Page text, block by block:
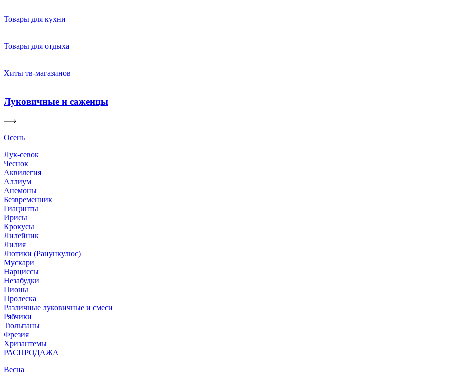
Товары для кухни
Товары для отдыха
Хиты тв-магазинов
Луковичные и саженцы
Осень
Лук-севок
Чеснок
Аквилегия
Аллиум
Анемоны
Безвременник
Гиацинты
Ирисы
Крокусы
Лилейник
Лилия
Лютики (Ранункулюс)
Мускари
Нарцисcы
Незабудки
Пионы
Пролеска
Различные луковичные и смеси
Рябчики
Тюльпаны
Фрезия
Хризантемы
РАСПРОДАЖА
Весна